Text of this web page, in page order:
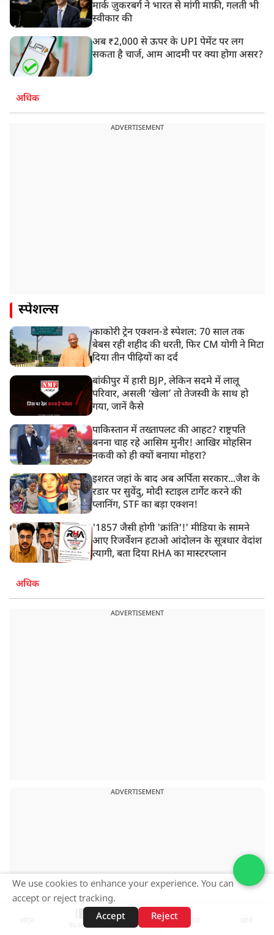
मार्क ज़ुकरबर्ग ने भारत से मांगी माफ़ी, गलती भी
स्वीकार की
अब ₹2,000 से ऊपर के UPI पेमेंट पर लग
सकता है चार्ज, आम आदमी पर क्या होगा असर?
अधिक
ADVERTISEMENT
स्पेशल्स
काकोरी ट्रेन एक्शन-डे स्पेशल: 70 साल तक
बेबस रही शहीद की धरती, फिर CM योगी ने मिटा
दिया तीन पीढ़ियों का दर्द
बांकीपुर में हारी BJP, लेकिन सदमे में लालू
परिवार, असली ‘खेला’ तो तेजस्वी के साथ हो
गया, जानें कैसे
पाकिस्तान में तख्तापलट की आहट? राष्ट्रपति
बनना चाह रहे आसिम मुनीर! आखिर मोहसिन
नकवी को ही क्यों बनाया मोहरा?
इशरत जहां के बाद अब अर्पिता सरकार...जैश के
रडार पर सुवेंदु, मोदी स्टाइल टार्गेट करने की
प्लानिंग, STF का बड़ा एक्शन!
'1857 जैसी होगी 'क्रांति'!' मीडिया के सामने
आए रिजर्वेशन हटाओ आंदोलन के सूत्रधार वेदांश
त्यागी, बता दिया RHA का मास्टरप्लान
अधिक
ADVERTISEMENT
ADVERTISEMENT
वेब स्टोरीज़
We use cookies to enhance your experience. You can
accept or reject tracking.
Accept
Reject